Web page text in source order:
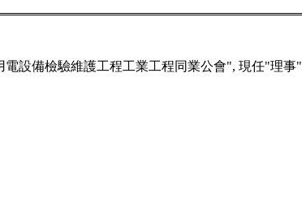
設備檢驗維護工程工業工程同業公會", 現任"理事"